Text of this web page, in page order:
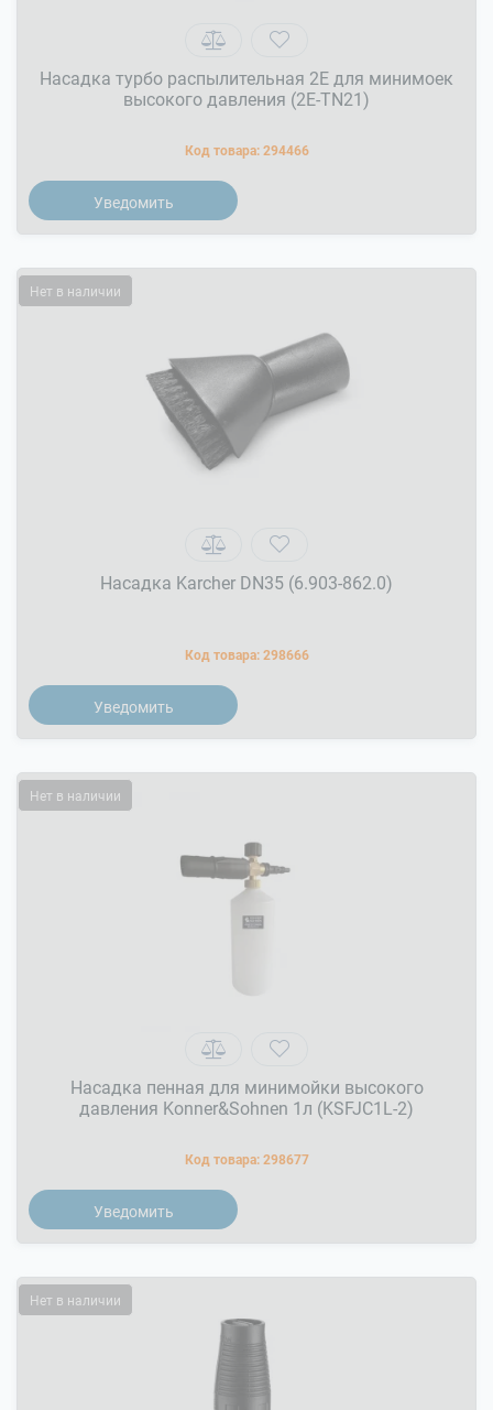
Насадка турбо распылительная 2Е для минимоек
высокого давления (2E-TN21)
Код товара: 294466
Уведомить
Нет в наличии
Насадка Karcher DN35 (6.903-862.0)
Код товара: 298666
Уведомить
Нет в наличии
Насадка пенная для минимойки высокого
давления Konner&Sohnen 1л (KSFJC1L-2)
Код товара: 298677
Уведомить
Нет в наличии